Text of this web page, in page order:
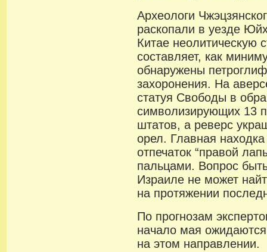
Археологи
раскопали в уезде
Китае неолитическую
составляет, как
обнаружены
захоронения. На
статуя Свободы в
символизирующих 13
штатов, а реверс
орел. Главная
отпечаток “правой
пальцами. Вопрос
Израиле не может
на протяжении
По прогнозам
начало мая
на этом направлении.